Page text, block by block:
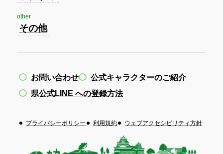
other
その他
お問い合わせ
公式キャラクターのご紹介
県公式LINE への登録方法
プライバシーポリシー 利用規約 ウェブアクセシビリティ方針